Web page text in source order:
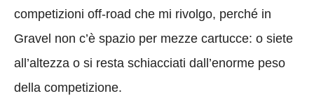
competizioni off-road che mi rivolgo, perché in
Gravel non c’è spazio per mezze cartucce: o siete
all’altezza o si resta schiacciati dall’enorme peso
della competizione.